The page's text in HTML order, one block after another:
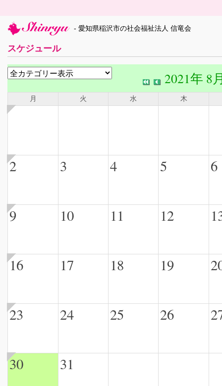
- 愛知県稲沢市の社会福祉法人 信竜会
スケジュール
2021年 8
月 火 水 木
2 3 4 5 6
9 10 11 12
16 17 18 19
23 24 25 26
30 31